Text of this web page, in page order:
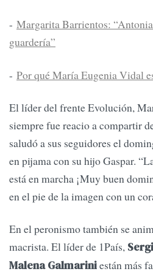
- Margarita Barrientos:
guardería”
- Por qué María Eugenia Vidal
El líder del frente Evolución,
siempre fue reacio a compartir
saludó a sus seguidores el
en pijama con su hijo Gaspar.
está en marcha ¡Muy buen
en el pie de la imagen con un
En el peronismo también se
macrista. El líder de 1País,
Malena Galmariniestán más